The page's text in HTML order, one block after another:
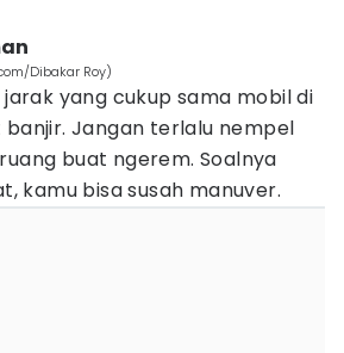
Dibakar Roy)
yang cukup sama mobil di
Jangan terlalu nempel
buat ngerem. Soalnya
kamu bisa susah manuver.